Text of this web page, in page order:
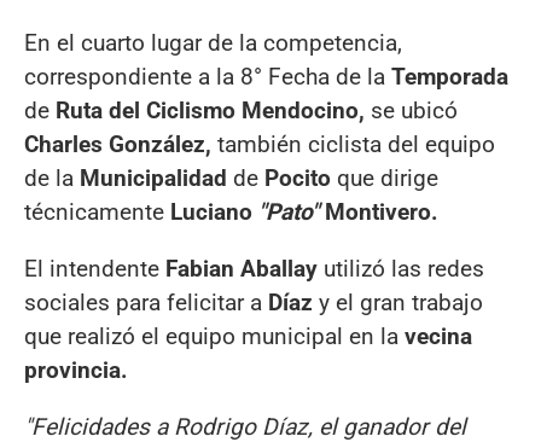
En el cuarto lugar de la competencia,
correspondiente a la 8° Fecha de la Temporada
de Ruta del Ciclismo Mendocino, se ubicó
Charles González, también ciclista del equipo
de la Municipalidad de Pocito que dirige
técnicamente Luciano "Pato"Montivero.
El intendente Fabian Aballay utilizó las redes
sociales para felicitar a Díaz y el gran trabajo
que realizó el equipo municipal en la vecina
provincia.
"Felicidades a Rodrigo Díaz, el ganador del